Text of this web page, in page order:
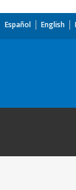
Español English